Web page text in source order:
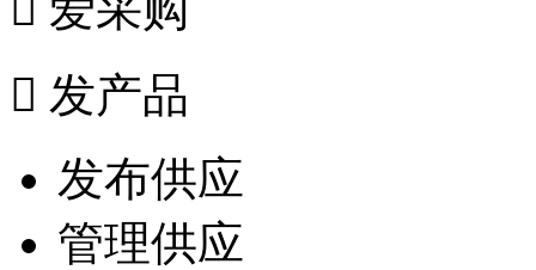
 发产品
发布供应
管理供应